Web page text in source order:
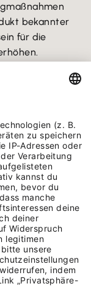
bekannter
für die
Max Klyk,
Sie